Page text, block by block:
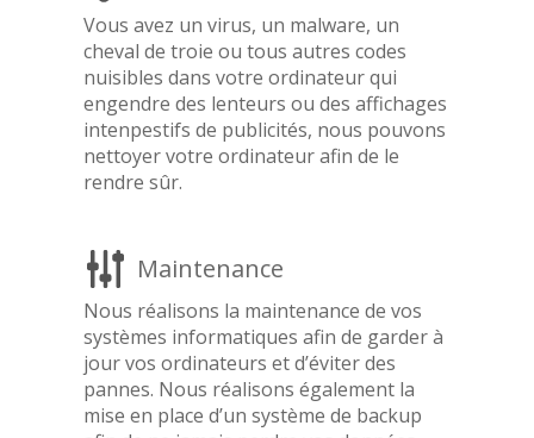
Vous avez un virus, un malware, un
cheval de troie ou tous autres codes
nuisibles dans votre ordinateur qui
engendre des lenteurs ou des affichages
intenpestifs de publicités, nous pouvons
nettoyer votre ordinateur afin de le
rendre sûr.
Maintenance
Nous réalisons la maintenance de vos
systèmes informatiques afin de garder à
jour vos ordinateurs et d’éviter des
pannes. Nous réalisons également la
mise en place d’un système de backup